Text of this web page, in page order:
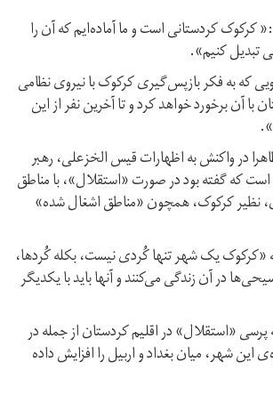
کردستانی است و ما آماده‌ایم که آن را
تبدیل کنیم».
که به فکر بازپس‌گیری کرکوک با نیروی نظامی
آن برخورد خواهد کرد و تا آخرین نفر از این
در واکنش به اظهارات قیس الخزعلی، رهبر
که گفته بود در صورت «استقلال»، با مناطق
نظیر کرکوک، همچون «مناطق اشغال شده»
«کرکوک یک شهر تنها کُردی نیست، بکله کُردها،
در آن زندگی می‌کنند و آنها باید با یکدیگر
«استقلال» در اقلیم کردستان از جمله در
این شهر، میان بغداد و اربیل را افزایش داده